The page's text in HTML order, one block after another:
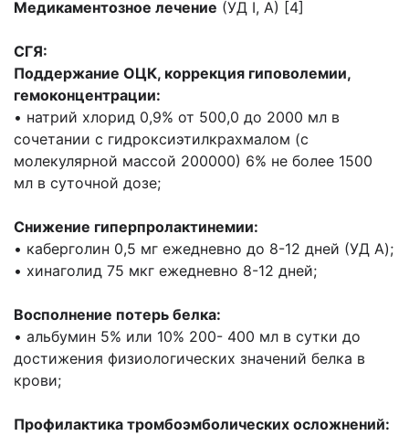
Медикаментозное лечение (УД I, А) [4]
СГЯ:
Поддержание ОЦК, коррекция гиповолемии,
гемоконцентрации:
• натрий хлорид 0,9% от 500,0 до 2000 мл в
сочетании с гидроксиэтилкрахмалом (с
молекулярной массой 200000) 6% не более 1500
мл в суточной дозе;
Снижение гиперпролактинемии:
• каберголин 0,5 мг ежедневно до 8-12 дней (УД A);
• хинаголид 75 мкг ежедневно 8-12 дней;
Восполнение потерь белка:
• альбумин 5% или 10% 200- 400 мл в сутки до
достижения физиологических значений белка в
крови;
Профилактика тромбоэмболических осложнений: